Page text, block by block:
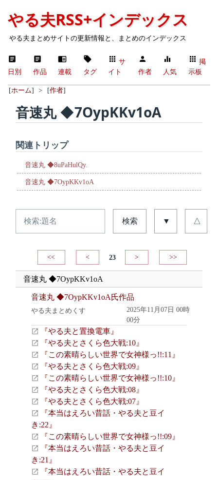
やる夫RSS+インデックス
やる夫まとめサイトの更新情報と、まとめのインデックス
日別 作品 連載 タグ
サ
イト
作者 人気
掲
示板
[ホーム] > [作者]
音速丸 ◆7OypKKv1oA
関連トリップ
音速丸 ◆8uPaHulQy.
音速丸 ◆7OypKKv1oA
検索 ▼ △
<< < 23 > >>
音速丸 ◆7OypKKv1oA
音速丸 ◆7OypKKv1oA氏作品
やる夫まとめくす
2025年11月07日 00時
00分
『やる夫と置換電車』
『やる夫とさくら色大戦:10』
『この素晴らしい世界で女神様っ!!:11』
『やる夫とさくら色大戦:09』
『この素晴らしい世界で女神様っ!!:10』
『やる夫とさくら色大戦:08』
『やる夫とさくら色大戦:07』
『本当はえろい昔話・やる夫と豆イ
き:22』
『この素晴らしい世界で女神様っ!!:09』
『本当はえろい昔話・やる夫と豆イ
き:21』
『本当はえろい昔話・やる夫と豆イ